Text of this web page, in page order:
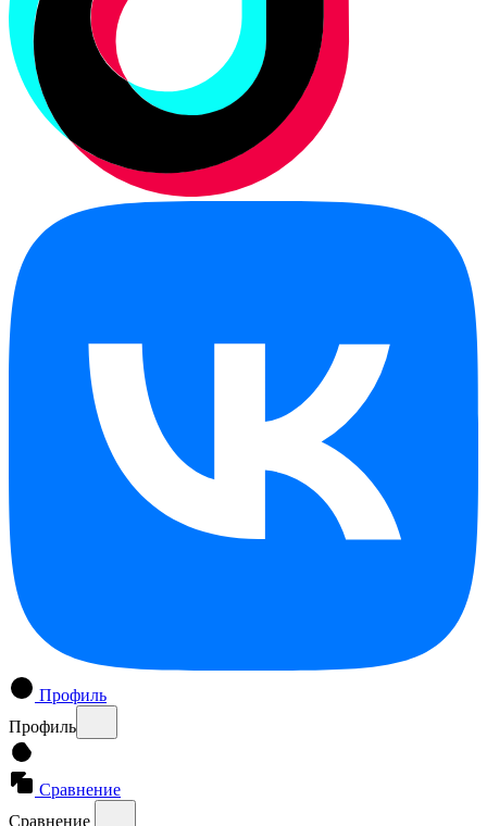
Профиль
Профиль
Сравнение
Сравнение